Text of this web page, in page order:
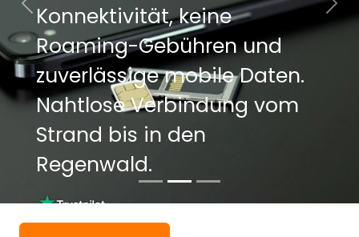
Konnektivität, keine
Roaming-Gebühren und
zuverlässige mobile Daten.
Nahtlose Verbindung vom
Strand bis in den
Regenwald.
Konnektivität, keine
Roaming-Gebühren und
zuverlässige mobile Daten.
Nahtlose Verbindung vom
Strand bis in den
Regenwald.
Previous Next